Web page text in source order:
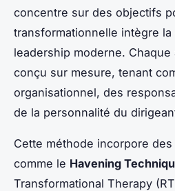
concentre sur des objectifs
transformationnelle intègre
leadership moderne.
conçu sur mesure, tenant
organisationnel, des
de la personnalité du
Cette méthode incorpore
comme le Havening
Transformational Therapy